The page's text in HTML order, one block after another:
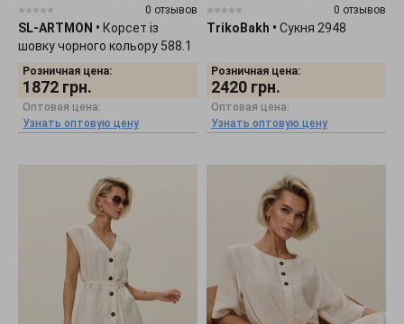
0 отзывов
SL-ARTMON • Корсет із
шовку чорного кольору 588.1
Розничная цена:
1872 грн.
Оптовая цена:
Узнать оптовую цену
0 отзывов
TrikoBakh • Сукня 2948
Розничная цена:
2420 грн.
Оптовая цена:
Узнать оптовую цену